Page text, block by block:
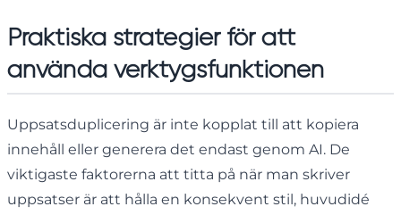
Praktiska strategier för att
använda verktygsfunktionen
Uppsatsduplicering är inte kopplat till att kopiera
innehåll eller generera det endast genom AI. De
viktigaste faktorerna att titta på när man skriver
uppsatser är att hålla en konsekvent stil, huvudidé